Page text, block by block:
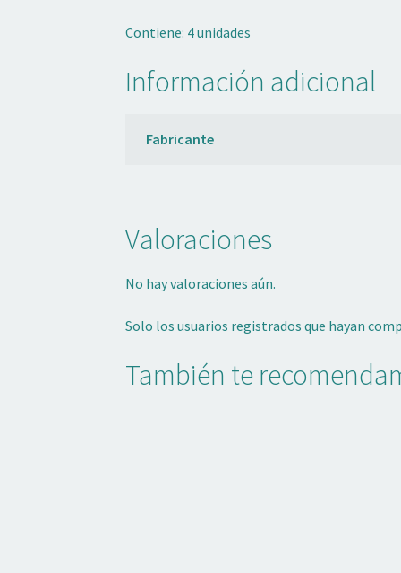
Contiene: 4 unidades
Información adicional
Fabricante
Valoraciones
No hay valoraciones aún.
Solo los usuarios registrados que hayan
También te